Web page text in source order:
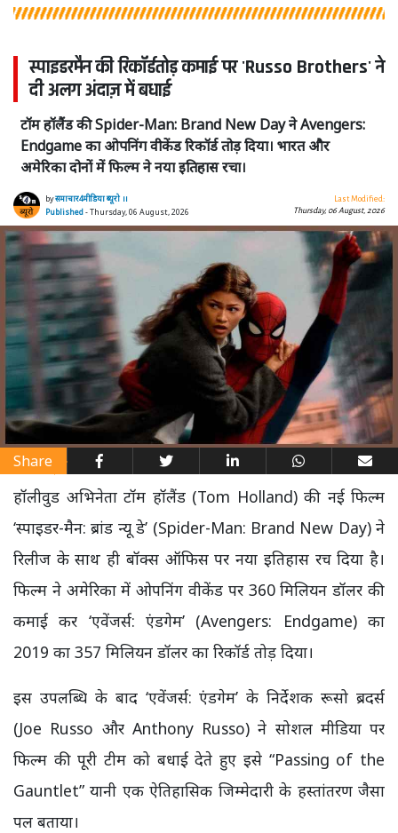
स्पाइडरमैन की रिकॉर्डतोड़ कमाई पर 'Russo Brothers' ने
दी अलग अंदाज़ में बधाई
टॉम हॉलैंड की Spider-Man: Brand New Day ने Avengers:
Endgame का ओपनिंग वीकेंड रिकॉर्ड तोड़ दिया। भारत और
अमेरिका दोनों में फिल्म ने नया इतिहास रचा।
byसमाचार4मीडिया ब्यूरो ।।
Published- Thursday, 06 August, 2026
Last Modified:
Thursday, 06 August, 2026
Share
हॉलीवुड अभिनेता टॉम हॉलैंड (Tom Holland) की नई फिल्म
‘स्पाइडर-मैन: ब्रांड न्यू डे’ (Spider-Man: Brand New Day) ने
रिलीज के साथ ही बॉक्स ऑफिस पर नया इतिहास रच दिया है।
फिल्म ने अमेरिका में ओपनिंग वीकेंड पर 360 मिलियन डॉलर की
कमाई कर ‘एवेंजर्स: एंडगेम’ (Avengers: Endgame) का
2019 का 357 मिलियन डॉलर का रिकॉर्ड तोड़ दिया।
इस उपलब्धि के बाद ‘एवेंजर्स: एंडगेम’ के निर्देशक रूसो ब्रदर्स
(Joe Russo और Anthony Russo) ने सोशल मीडिया पर
फिल्म की पूरी टीम को बधाई देते हुए इसे “Passing of the
Gauntlet” यानी एक ऐतिहासिक जिम्मेदारी के हस्तांतरण जैसा
पल बताया।